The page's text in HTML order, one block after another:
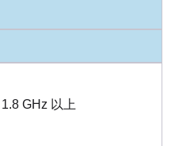
GHz 以上